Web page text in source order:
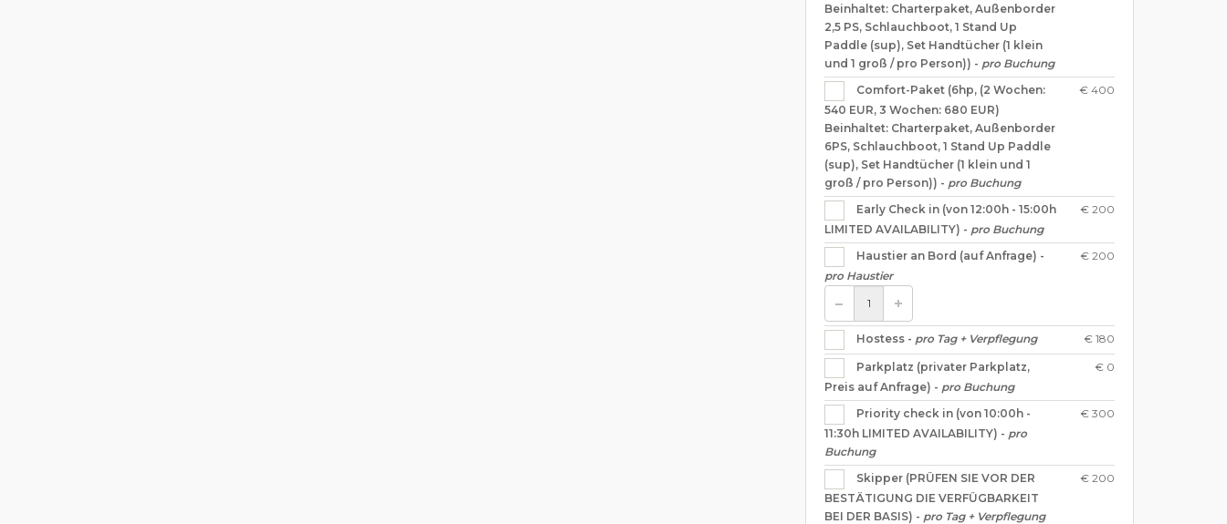
Beinhaltet: Charterpaket, Außenborder
2,5 PS, Schlauchboot, 1 Stand Up
Paddle (sup), Set Handtücher (1 klein
und 1 groß / pro Person)) - pro Buchung
Comfort-Paket (6hp, (2 Wochen:
540 EUR, 3 Wochen: 680 EUR)
Beinhaltet: Charterpaket, Außenborder
6PS, Schlauchboot, 1 Stand Up Paddle
(sup), Set Handtücher (1 klein und 1
groß / pro Person)) - pro Buchung
€ 400
Early Check in (von 12:00h - 15:00h
LIMITED AVAILABILITY) - pro Buchung
€ 200
Haustier an Bord (auf Anfrage) -
pro Haustier
€ 200
Hostess - pro Tag + Verpflegung € 180
Parkplatz (privater Parkplatz,
Preis auf Anfrage) - pro Buchung
€ 0
Priority check in (von 10:00h -
11:30h LIMITED AVAILABILITY) - pro
Buchung
€ 300
Skipper (PRÜFEN SIE VOR DER
BESTÄTIGUNG DIE VERFÜGBARKEIT
BEI DER BASIS) - pro Tag + Verpflegung
€ 200